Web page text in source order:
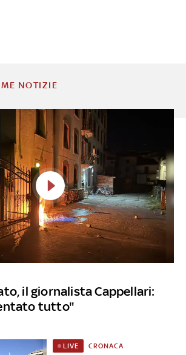
NOTIZIE
il giornalista Cappellari:
tutto"
LIVE CRONACA